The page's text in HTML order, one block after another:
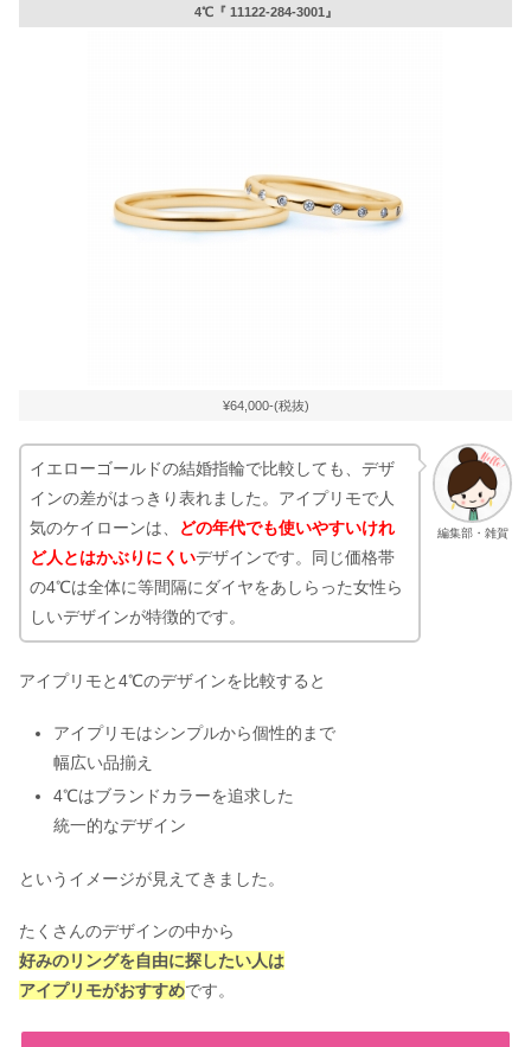
4℃『 11122-284-3001』
¥64,000-(税抜)
編集部・雑賀
イエローゴールドの結婚指輪で比較しても、デザ
インの差がはっきり表れました。アイプリモで人
気のケイローンは、
どの年代でも使いやすいけれ
ど人とはかぶりにくいデザインです。同じ価格帯
の4℃は全体に等間隔にダイヤをあしらった女性ら
しいデザインが特徴的です。
アイプリモと4℃のデザインを比較すると
アイプリモはシンプルから個性的まで
幅広い品揃え
4℃はブランドカラーを追求した
統一的なデザイン
というイメージが見えてきました。
たくさんのデザインの中から
好みのリングを自由に探したい人は
アイプリモがおすすめです。